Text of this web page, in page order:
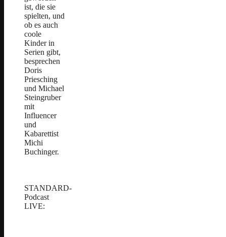
ist, die sie
spielten, und
ob es auch
coole
Kinder in
Serien gibt,
besprechen
Doris
Priesching
und Michael
Steingruber
mit
Influencer
und
Kabarettist
Michi
Buchinger.
STANDARD-
Podcast
LIVE: